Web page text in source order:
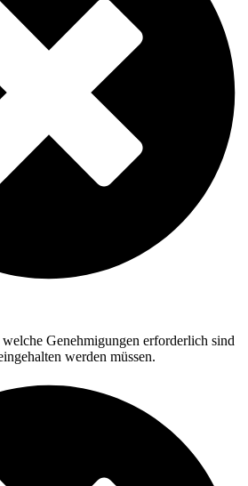
Genehmigungen erforderlich sind
werden müssen.